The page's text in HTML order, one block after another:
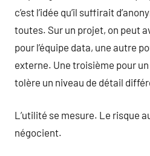
c’est l’idée qu’il suffirait
toutes. Sur un projet, on peut
pour l’équipe data, une autre
externe. Une troisième pour
tolère un niveau de détail
L’utilité se mesure. Le risque
négocient.